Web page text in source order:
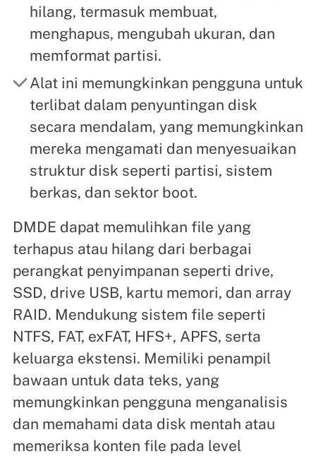
hilang, termasuk membuat,
menghapus, mengubah ukuran, dan
memformat partisi.
Alat ini memungkinkan pengguna untuk
terlibat dalam penyuntingan disk
secara mendalam, yang memungkinkan
mereka mengamati dan menyesuaikan
struktur disk seperti partisi, sistem
berkas, dan sektor boot.
DMDE dapat memulihkan file yang
terhapus atau hilang dari berbagai
perangkat penyimpanan seperti drive,
SSD, drive USB, kartu memori, dan array
RAID. Mendukung sistem file seperti
NTFS, FAT, exFAT, HFS+, APFS, serta
keluarga ekstensi. Memiliki penampil
bawaan untuk data teks, yang
memungkinkan pengguna menganalisis
dan memahami data disk mentah atau
memeriksa konten file pada level